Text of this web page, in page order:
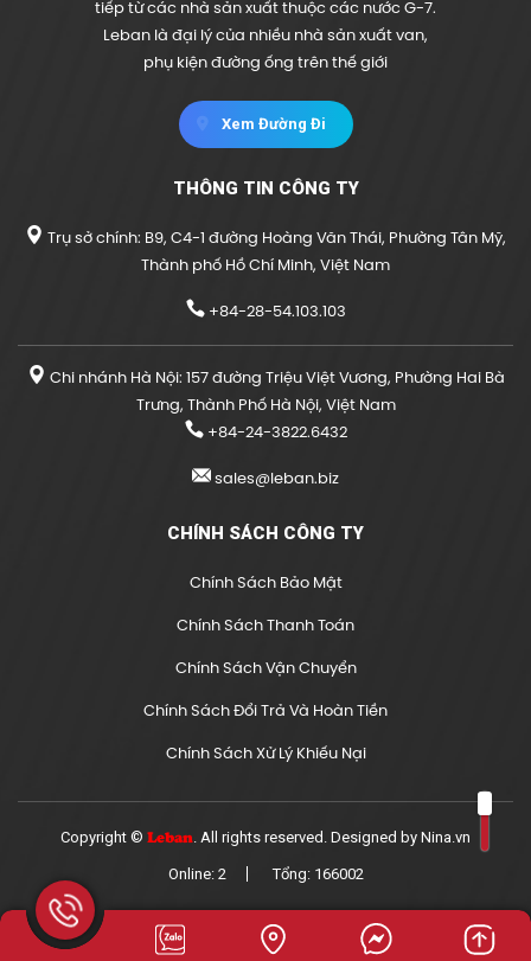
tiếp từ các nhà sản xuất thuộc các nước G-7.
Leban là đại lý của nhiều nhà sản xuất van,
phụ kiện đường ống trên thế giới
Xem Đường Đi
THÔNG TIN CÔNG TY
Trụ sở chính: B9, C4-1 đường Hoàng Văn Thái, Phường Tân Mỹ,
Thành phố Hồ Chí Minh, Việt Nam
+84-28-54.103.103
Chi nhánh Hà Nội: 157 đường Triệu Việt Vương, Phường Hai Bà
Trưng, Thành Phố Hà Nội, Việt Nam
+84-24-3822.6432
sales@leban.biz
CHÍNH SÁCH CÔNG TY
Chính Sách Bảo Mật
Chính Sách Thanh Toán
Chính Sách Vận Chuyển
Chính Sách Đổi Trả Và Hoàn Tiền
Chính Sách Xử Lý Khiếu Nại
Copyright © Leban. All rights reserved. Designed by Nina.vn
Online: 2 Tổng: 166002